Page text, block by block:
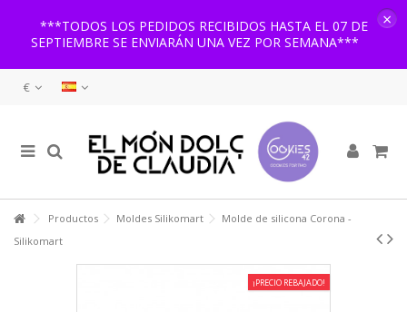
***TODOS LOS PEDIDOS RECIBIDOS HASTA EL 07 DE
SEPTIEMBRE SE ENVIARÁN UNA VEZ POR SEMANA***
×
€
Productos Moldes Silikomart
Molde de silicona Corona -
Silikomart
¡PRECIO REBAJADO!